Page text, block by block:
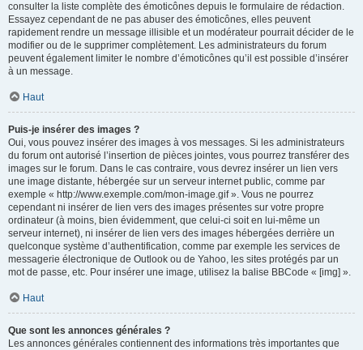
consulter la liste complète des émoticônes depuis le formulaire de rédaction.
Essayez cependant de ne pas abuser des émoticônes, elles peuvent
rapidement rendre un message illisible et un modérateur pourrait décider de le
modifier ou de le supprimer complètement. Les administrateurs du forum
peuvent également limiter le nombre d’émoticônes qu’il est possible d’insérer
à un message.
Haut
Puis-je insérer des images ?
Oui, vous pouvez insérer des images à vos messages. Si les administrateurs
du forum ont autorisé l’insertion de pièces jointes, vous pourrez transférer des
images sur le forum. Dans le cas contraire, vous devrez insérer un lien vers
une image distante, hébergée sur un serveur internet public, comme par
exemple « http://www.exemple.com/mon-image.gif ». Vous ne pourrez
cependant ni insérer de lien vers des images présentes sur votre propre
ordinateur (à moins, bien évidemment, que celui-ci soit en lui-même un
serveur internet), ni insérer de lien vers des images hébergées derrière un
quelconque système d’authentification, comme par exemple les services de
messagerie électronique de Outlook ou de Yahoo, les sites protégés par un
mot de passe, etc. Pour insérer une image, utilisez la balise BBCode « [img] ».
Haut
Que sont les annonces générales ?
Les annonces générales contiennent des informations très importantes que